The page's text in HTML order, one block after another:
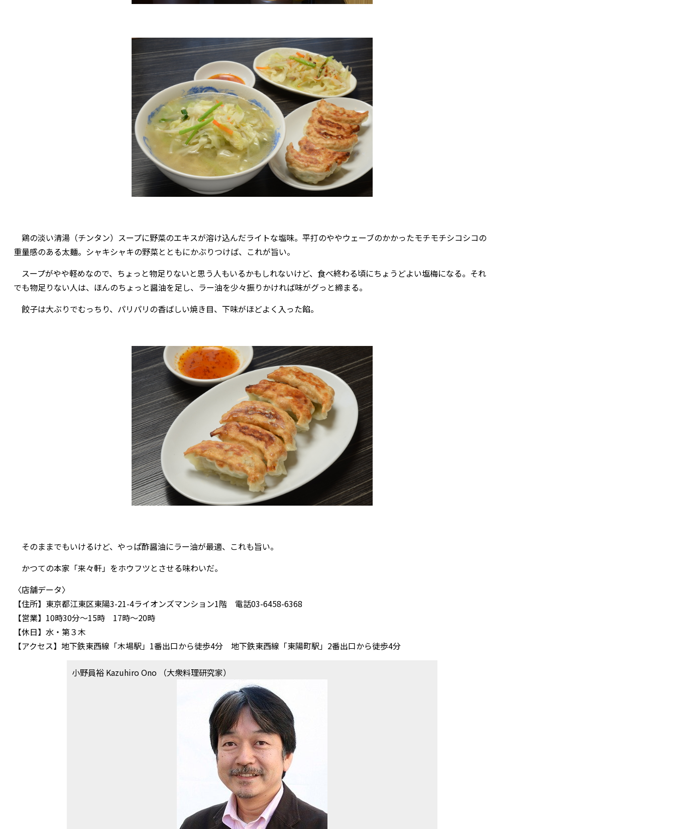
鶏の淡い清湯（チンタン）スープに野菜のエキスが溶け込んだライトな塩味。平打のややウェーブのかかったモチモチシコシコの
重量感のある太麺。シャキシャキの野菜とともにかぶりつけば、これが旨い。
スープがやや軽めなので、ちょっと物足りないと思う人もいるかもしれないけど、食べ終わる頃にちょうどよい塩梅になる。それ
でも物足りない人は、ほんのちょっと醤油を足し、ラー油を少々振りかければ味がグっと締まる。
餃子は大ぶりでむっちり、パリパリの香ばしい焼き目、下味がほどよく入った餡。
そのままでもいけるけど、やっぱ酢醤油にラー油が最適、これも旨い。
かつての本家「来々軒」をホウフツとさせる味わいだ。
〈店舗データ〉
【住所】東京都江東区東陽3-21-4ライオンズマンション1階 電話03-6458-6368
【営業】10時30分～15時 17時～20時
【休日】水・第３木
【アクセス】地下鉄東西線「木場駅」1番出口から徒歩4分 地下鉄東西線「東陽町駅」2番出口から徒歩4分
小野員裕 Kazuhiro Ono （大衆料理研究家）